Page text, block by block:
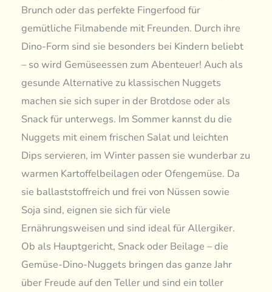
Brunch oder das perfekte Fingerfood für
gemütliche Filmabende mit Freunden. Durch ihre
Dino-Form sind sie besonders bei Kindern beliebt
– so wird Gemüseessen zum Abenteuer! Auch als
gesunde Alternative zu klassischen Nuggets
machen sie sich super in der Brotdose oder als
Snack für unterwegs. Im Sommer kannst du die
Nuggets mit einem frischen Salat und leichten
Dips servieren, im Winter passen sie wunderbar zu
warmen Kartoffelbeilagen oder Ofengemüse. Da
sie ballaststoffreich und frei von Nüssen sowie
Soja sind, eignen sie sich für viele
Ernährungsweisen und sind ideal für Allergiker.
Ob als Hauptgericht, Snack oder Beilage – die
Gemüse-Dino-Nuggets bringen das ganze Jahr
über Freude auf den Teller und sind ein toller